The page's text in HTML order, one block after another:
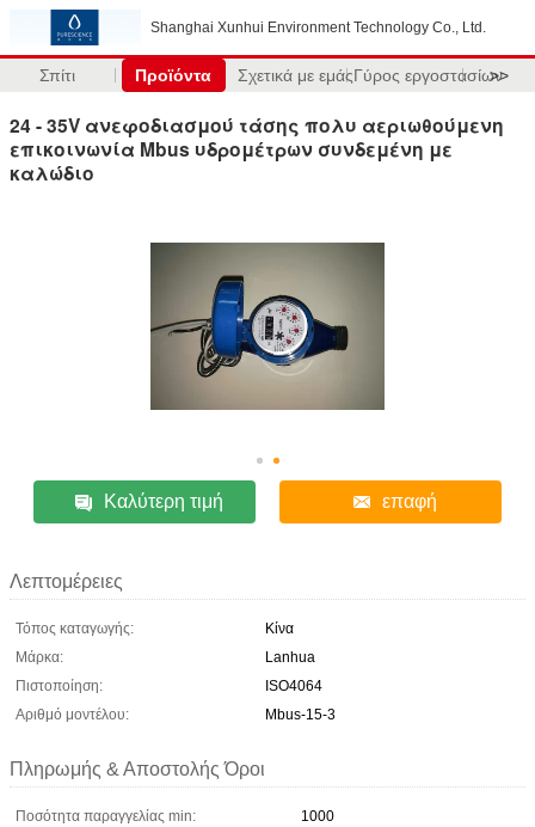
Shanghai Xunhui Environment Technology Co., Ltd.
Σπίτι Προϊόντα Σχετικά με εμάςΓύρος εργοστασίων
>>
24 - 35V ανεφοδιασμού τάσης πολυ αεριωθούμενη
επικοινωνία Mbus υδρομέτρων συνδεμένη με
καλώδιο
Καλύτερη τιμή επαφή
Λεπτομέρειες
Τόπος καταγωγής:
Κίνα
Μάρκα:
Lanhua
Πιστοποίηση:
ISO4064
Αριθμό μοντέλου:
Mbus-15-3
Πληρωμής & Αποστολής Όροι
Ποσότητα παραγγελίας min:
1000